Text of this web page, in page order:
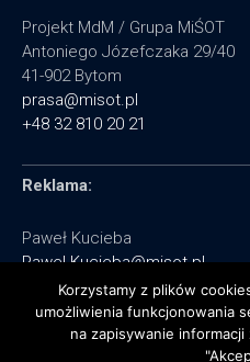
Projekt MdM / Grupa MiŚOT
Antoniego Józefczaka 29/40
41-902 Bytom
prasa@misot.pl
+48 32 810 20 21
Reklama:
Paweł Kucieba
Pawel.Kucieba@misot.pl
+48 602 495 064
Korzystamy z plików
umożliwienia funkcjonowania
na zapisywanie